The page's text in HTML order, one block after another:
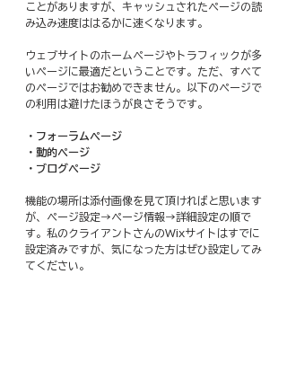
ことがありますが、キャッシュされたページの読
み込み速度ははるかに速くなります。
ウェブサイトのホームページやトラフィックが多
いページに最適だということです。ただ、すべて
のページではお勧めできません。以下のページで
の利用は避けたほうが良さそうです。
・フォーラムページ
・動的ページ
・ブログページ
機能の場所は添付画像を見て頂ければと思います
が、ページ設定→ページ情報→詳細設定の順で
す。私のクライアントさんのWixサイトはすでに
設定済みですが、気になった方はぜひ設定してみ
てください。